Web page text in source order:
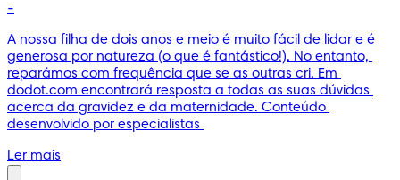
-
A nossa filha de dois anos e meio é muito fácil de lidar e é
generosa por natureza (o que é fantástico!). No entanto,
reparámos com frequência que se as outras cri. Em
dodot.com encontrará resposta a todas as suas dúvidas
acerca da gravidez e da maternidade. Conteúdo
desenvolvido por especialistas
Ler mais